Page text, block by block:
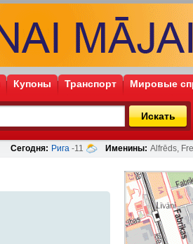
Купоны Транспорт Мировые
Искать
Сегодня: Рига -11 Именины: Alfrēds,